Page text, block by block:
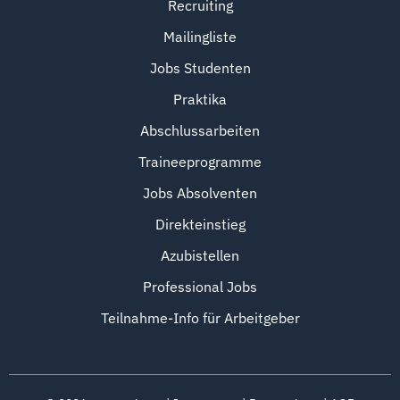
Recruiting
Mailingliste
Jobs Studenten
Praktika
Abschlussarbeiten
Traineeprogramme
Jobs Absolventen
Direkteinstieg
Azubistellen
Professional Jobs
Teilnahme-Info für Arbeitgeber